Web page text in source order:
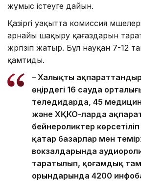
жұмыс істеуге дайын.
Қазіргі уақытта комиссия
арнайы шақыру қағаздарын
жүргізіп жатыр. Бұл науқан 7-12
қамтиды.
– Халықты
өңірдегі 16 сауда
теледидарда, 45
және ХҚКО-ларда
бейнероликтер
қатар базарлар мен
вокзалдарында
таратылып, қоғамдық
орындарында 4200